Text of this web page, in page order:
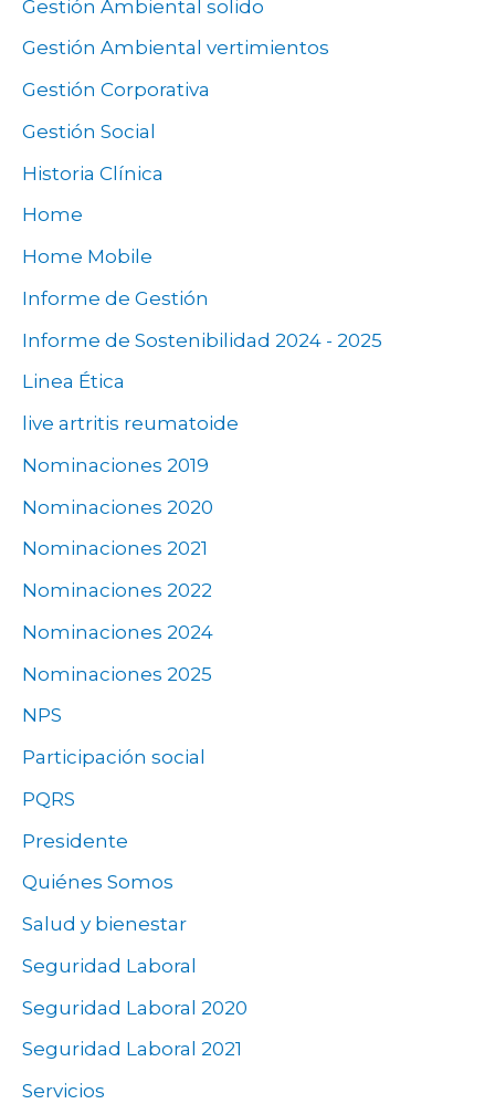
Gestión Ambiental solido
Gestión Ambiental vertimientos
Gestión Corporativa
Gestión Social
Historia Clínica
Home
Home Mobile
Informe de Gestión
Informe de Sostenibilidad 2024 - 2025
Linea Ética
live artritis reumatoide
Nominaciones 2019
Nominaciones 2020
Nominaciones 2021
Nominaciones 2022
Nominaciones 2024
Nominaciones 2025
NPS
Participación social
PQRS
Presidente
Quiénes Somos
Salud y bienestar
Seguridad Laboral
Seguridad Laboral 2020
Seguridad Laboral 2021
Servicios